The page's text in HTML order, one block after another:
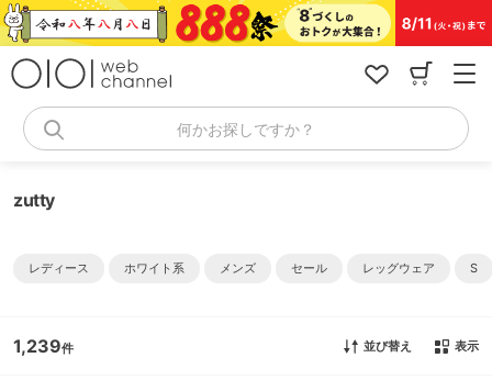
コ
ン
何かお探しですか？
zutty
レディース ホワイト系 メンズ セール レッグウェア S
1,239 並び替え 表示